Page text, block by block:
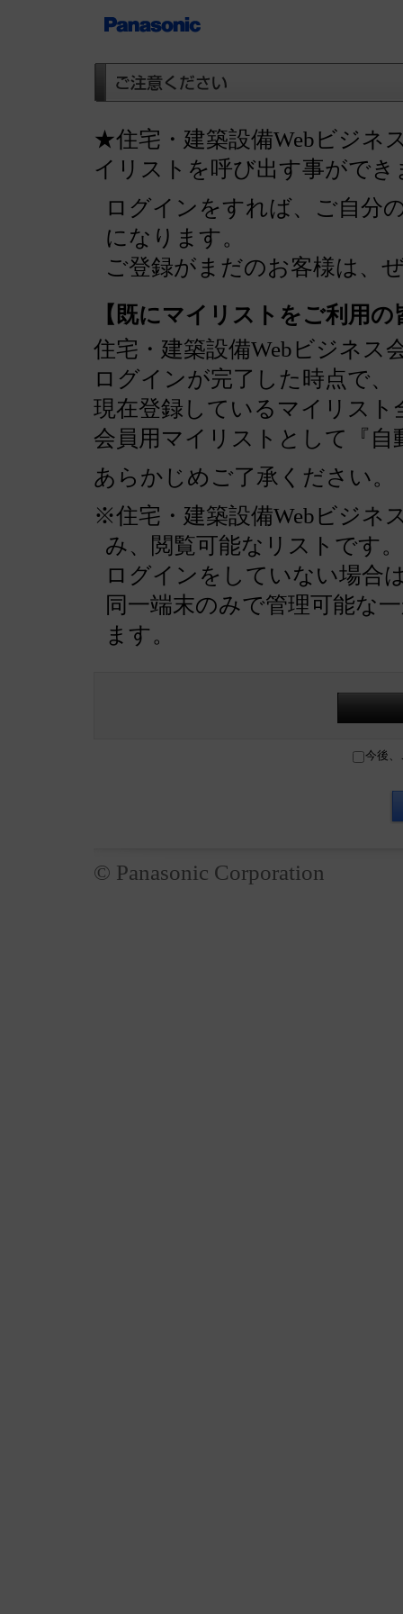
★住宅・建築設備Webビジネ
イリストを呼び出す事ができ
ログインをすれば、ご自分
になります。
ご登録がまだのお客様は、
【既にマイリストをご利用の
住宅・建築設備Webビジネス
ログインが完了した時点で、
現在登録しているマイリスト
会員用マイリストとして『
あらかじめご了承ください。
※住宅・建築設備Webビジネ
み、閲覧可能なリストです。
ログインをしていない場合
同一端末のみで管理可能な
ます。
今後、
© Panasonic Corporation